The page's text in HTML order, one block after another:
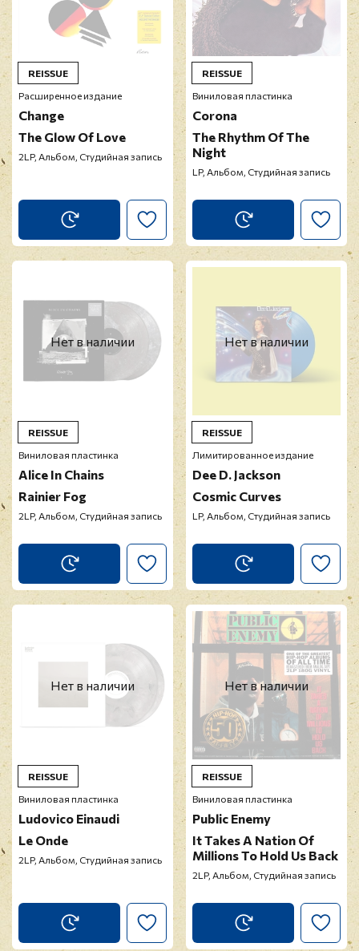
REISSUE
Расширенное издание
Change
The Glow Of Love
2LP, Альбом, Студийная запись
REISSUE
Виниловая пластинка
Corona
The Rhythm Of The
Night
LP, Альбом, Студийная запись
Нет в наличии
REISSUE
Виниловая пластинка
Alice In Chains
Rainier Fog
2LP, Альбом, Студийная запись
Нет в наличии
REISSUE
Лимитированное издание
Dee D. Jackson
Cosmic Curves
LP, Альбом, Студийная запись
Нет в наличии
REISSUE
Виниловая пластинка
Ludovico Einaudi
Le Onde
2LP, Альбом, Студийная запись
Нет в наличии
REISSUE
Виниловая пластинка
Public Enemy
It Takes A Nation Of
Millions To Hold Us Back
2LP, Альбом, Студийная запись